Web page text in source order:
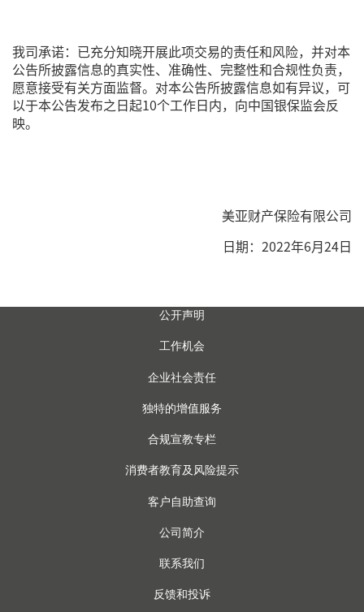
我司承诺：已充分知晓开展此项交易的责任和风险，并对本
公告所披露信息的真实性、准确性、完整性和合规性负责，
愿意接受有关方面监督。对本公告所披露信息如有异议，可
以于本公告发布之日起10个工作日内，向中国银保监会反
映。
美亚财产保险有限公司
日期：2022年6月24日
公开声明
工作机会
企业社会责任
独特的增值服务
合规宣教专栏
消费者教育及风险提示
客户自助查询
公司简介
联系我们
反馈和投诉